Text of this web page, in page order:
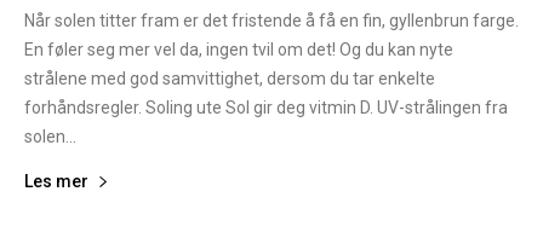
Når solen titter fram er det fristende å få en fin, gyllenbrun farge.
En føler seg mer vel da, ingen tvil om det! Og du kan nyte
strålene med god samvittighet, dersom du tar enkelte
forhåndsregler. Soling ute Sol gir deg vitmin D. UV-strålingen fra
solen...
Les mer